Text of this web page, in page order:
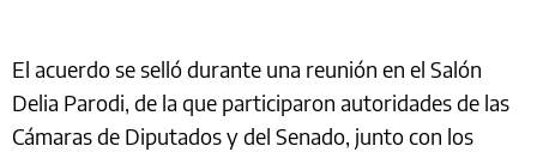
El acuerdo se selló durante una reunión en el Salón
Delia Parodi, de la que participaron autoridades de las
Cámaras de Diputados y del Senado, junto con los